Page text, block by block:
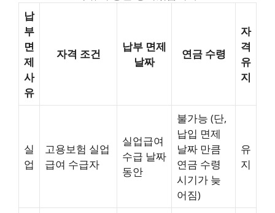
납
부
면
제
사
유
자격 조건
납부 면제
날짜
연금 수령
자
격
유
지
실
업
고용보험 실업
급여 수급자
실업급여
수급 날짜
동안
불가능 (단,
납입 면제
날짜 만큼
연금 수령
시기가 늦
어짐)
유
지